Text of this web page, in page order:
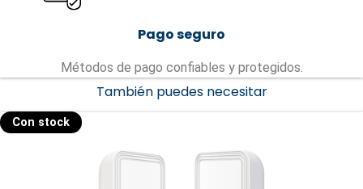
Pago seguro
Métodos de pago confiables y protegidos.
También puedes necesitar
Con stock